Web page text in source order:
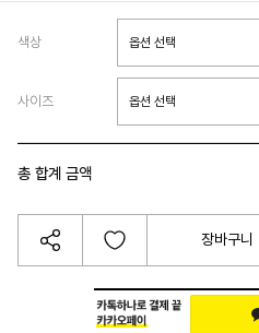
색상
사이즈
총 합계 금액
장바구니